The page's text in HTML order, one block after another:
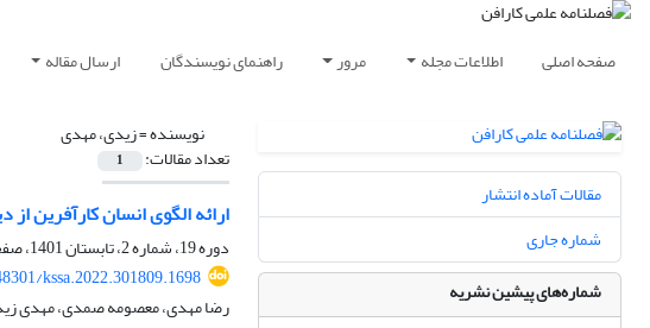
صفحه اصلی اطلاعات مجله مرور راهنمای نویسندگان ارسال مقاله
نویسنده =زیدی، مهدی
تعداد مقالات: 1
ارائه الگوی انسان کارآفرین
دوره 19، شماره 2، تابستان 1401، صفحه
kssa.2022.301809.1698
رضا مهدی، معصومه صمدی، مهدی
مقالات آماده انتشار
شماره جاری
شماره‌های پیشین نشریه